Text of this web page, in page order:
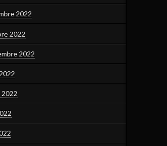
2022
2022
2022